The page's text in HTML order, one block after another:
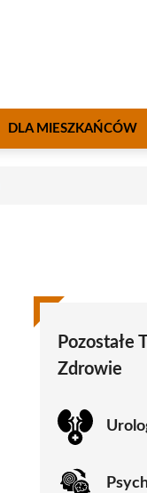
DLA MIESZKAŃCÓW
Pozostałe
Zdrowie